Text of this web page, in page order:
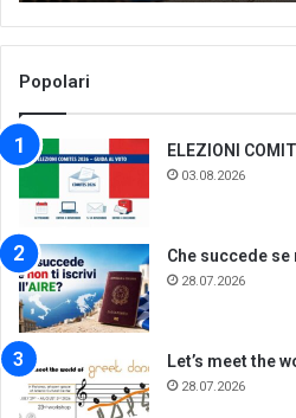
Popolari
ELEZIONI
03.08.2026
Che succede se
28.07.2026
Let’s meet the
28.07.2026